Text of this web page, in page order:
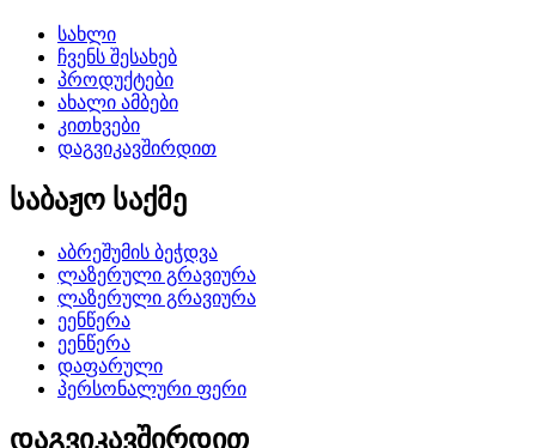
სახლი
ჩვენს შესახებ
პროდუქტები
ახალი ამბები
კითხვები
დაგვიკავშირდით
საბაჟო საქმე
აბრეშუმის ბეჭდვა
ლაზერული გრავიურა
ლაზერული გრავიურა
ეენწერა
ეენწერა
დაფარული
პერსონალური ფერი
დაგვიკავშირდით